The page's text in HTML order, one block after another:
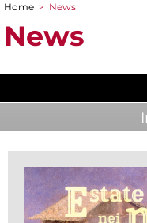
Tu sei qui
Home > News
News